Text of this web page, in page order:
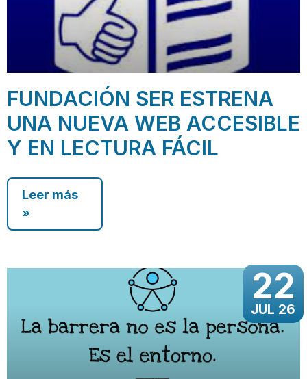
FUNDACIÓN SER ESTRENA
UNA NUEVA WEB ACCESIBLE
Y EN LECTURA FÁCIL
Leer más
»
22
JUL 26